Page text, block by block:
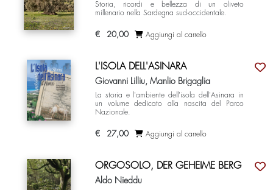
Storia, ricordi e bellezza di un oliveto
millenario nella Sardegna sud-occidentale.
€ 20,00 Aggiungi al carrello
L'ISOLA DELL'ASINARA
Giovanni Lilliu, Manlio Brigaglia
La storia e l'ambiente dell'isola dell'Asinara in
un volume dedicato alla nascita del Parco
Nazionale.
€ 27,00 Aggiungi al carrello
ORGOSOLO, DER GEHEIME BERG
Aldo Nieddu